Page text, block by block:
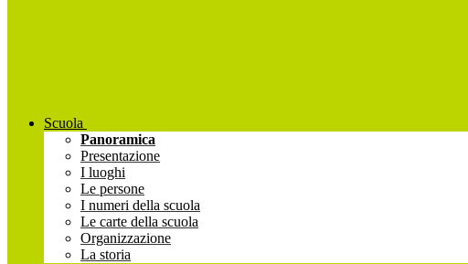
Scuola
Panoramica
Presentazione
I luoghi
Le persone
I numeri della scuola
Le carte della scuola
Organizzazione
La storia